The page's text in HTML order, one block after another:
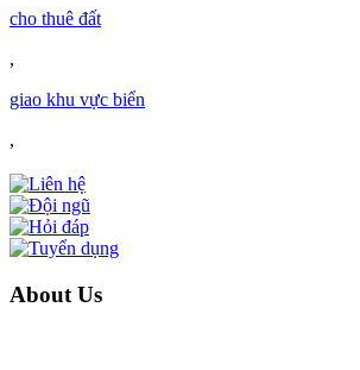
cho thuê đất
,
giao khu vực biển
,
About Us